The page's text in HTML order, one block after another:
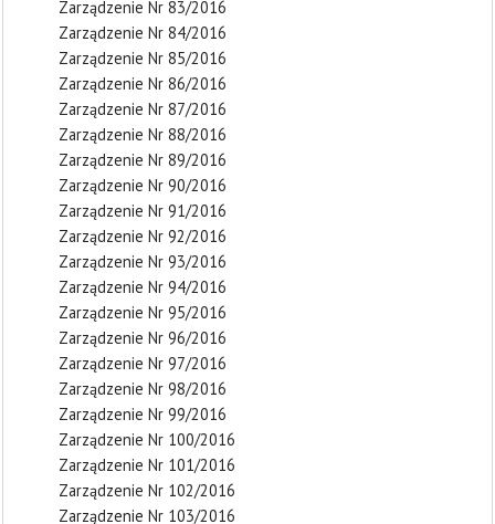
Zarządzenie Nr 83/2016
Zarządzenie Nr 84/2016
Zarządzenie Nr 85/2016
Zarządzenie Nr 86/2016
Zarządzenie Nr 87/2016
Zarządzenie Nr 88/2016
Zarządzenie Nr 89/2016
Zarządzenie Nr 90/2016
Zarządzenie Nr 91/2016
Zarządzenie Nr 92/2016
Zarządzenie Nr 93/2016
Zarządzenie Nr 94/2016
Zarządzenie Nr 95/2016
Zarządzenie Nr 96/2016
Zarządzenie Nr 97/2016
Zarządzenie Nr 98/2016
Zarządzenie Nr 99/2016
Zarządzenie Nr 100/2016
Zarządzenie Nr 101/2016
Zarządzenie Nr 102/2016
Zarządzenie Nr 103/2016